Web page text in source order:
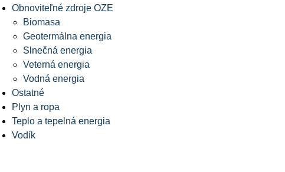
Obnoviteľné zdroje OZE
Biomasa
Geotermálna energia
Slnečná energia
Veterná energia
Vodná energia
Ostatné
Plyn a ropa
Teplo a tepelná energia
Vodík